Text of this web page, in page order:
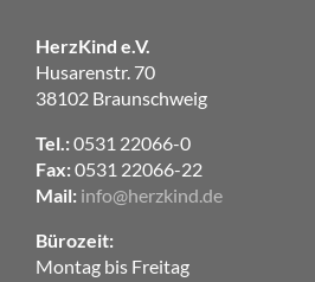
HerzKind e.V.
Husarenstr. 70
38102 Braunschweig
Tel.:0531 22066-0
Fax:0531 22066-22
Mail: info@herzkind.de
Bürozeit:
Montag bis Freitag